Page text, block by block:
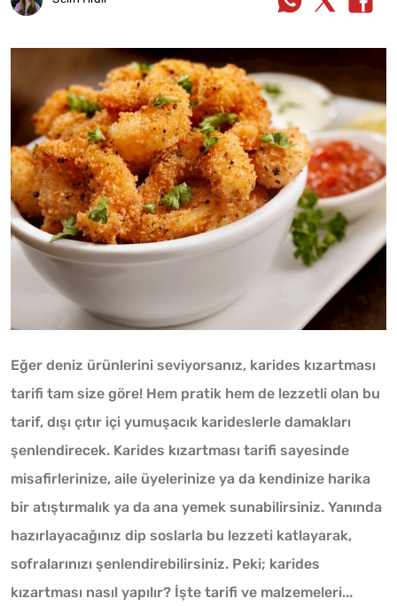
Eğer deniz ürünlerini seviyorsanız, karides kızartması
tarifi tam size göre! Hem pratik hem de lezzetli olan bu
tarif, dışı çıtır içi yumuşacık karideslerle damakları
şenlendirecek. Karides kızartması tarifi sayesinde
misafirlerinize, aile üyelerinize ya da kendinize harika
bir atıştırmalık ya da ana yemek sunabilirsiniz. Yanında
hazırlayacağınız dip soslarla bu lezzeti katlayarak,
sofralarınızı şenlendirebilirsiniz. Peki; karides
kızartması nasıl yapılır? İşte tarifi ve malzemeleri...